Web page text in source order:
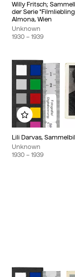
Willy Fritsch;
der Serie
Almona, Wien
Unknown
1930 – 1939
Lili Darvas,
Unknown
1930 – 1939
Add to my